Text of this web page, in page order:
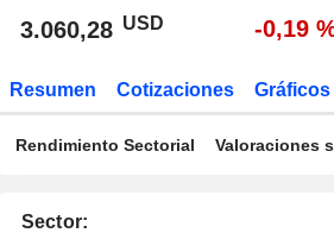
3.060,28 USD -0,19
Resumen Cotizaciones Gráficos
Rendimiento Sectorial Valoraciones
Sector: